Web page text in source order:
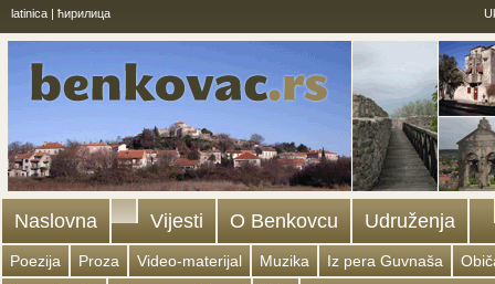
latinica | ћирилица
Naslovna Vijesti O Benkovcu Udruženja
Poezija Proza Video-materijal Muzika Iz pera Guvnaša